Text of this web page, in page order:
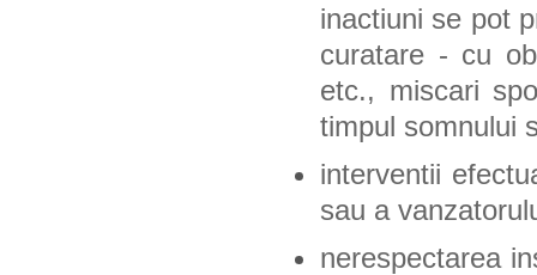
inactiuni se pot
curatare - cu
etc., miscari
timpul somnului
interventii
sau a
nerespectarea